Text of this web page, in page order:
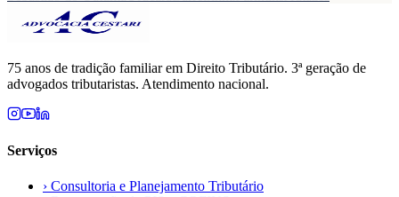
75 anos de tradição familiar em Direito Tributário. 3ª geração de
advogados tributaristas. Atendimento nacional.
Serviços
› Consultoria e Planejamento Tributário